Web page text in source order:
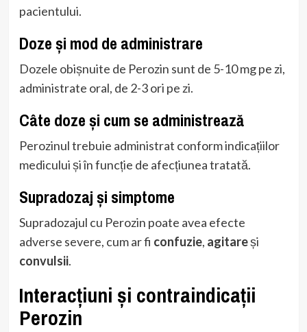
pacientului.
Doze și mod de administrare
Dozele obișnuite de Perozin sunt de 5-10 mg pe zi,
administrate oral, de 2-3 ori pe zi.
Câte doze și cum se administrează
Perozinul trebuie administrat conform indicațiilor
medicului și în funcție de afecțiunea tratată.
Supradozaj și simptome
Supradozajul cu Perozin poate avea efecte
adverse severe, cum ar fi confuzie, agitareși
convulsii.
Interacțiuni și contraindicații
Perozin